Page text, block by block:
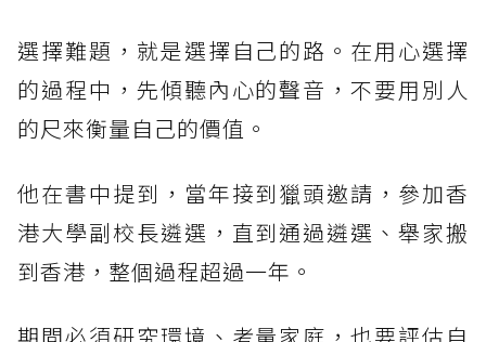
選擇難題，就是選擇自己的路。在用心選擇
的過程中，先傾聽內心的聲音，不要用別人
的尺來衡量自己的價值。
他在書中提到，當年接到獵頭邀請，參加香
港大學副校長遴選，直到通過遴選、舉家搬
到香港，整個過程超過一年。